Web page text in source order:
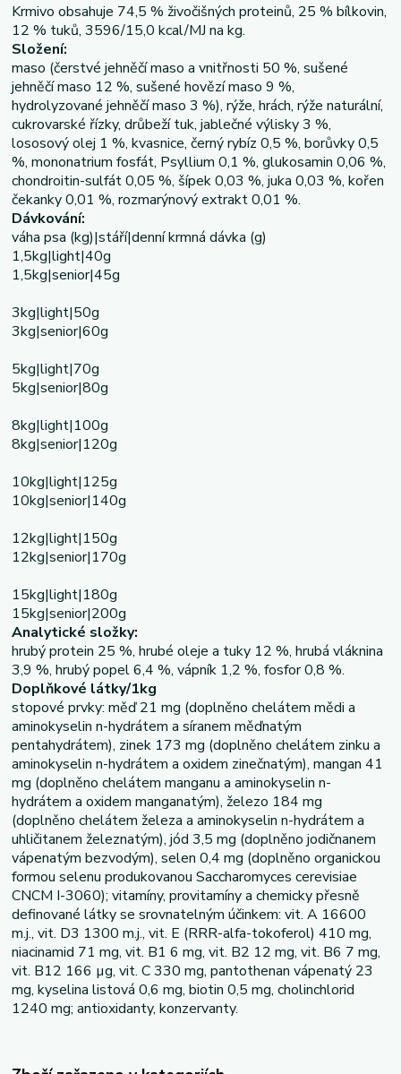
Krmivo obsahuje 74,5 % živočišných proteinů, 25 % bílkovin,
12 % tuků, 3596/15,0 kcal/MJ na kg.
Složení:
maso (čerstvé jehněčí maso a vnitřnosti 50 %, sušené
jehněčí maso 12 %, sušené hovězí maso 9 %,
hydrolyzované jehněčí maso 3 %), rýže, hrách, rýže naturální,
cukrovarské řízky, drůbeží tuk, jablečné výlisky 3 %,
lososový olej 1 %, kvasnice, černý rybíz 0,5 %, borůvky 0,5
%, mononatrium fosfát, Psyllium 0,1 %, glukosamin 0,06 %,
chondroitin-sulfát 0,05 %, šípek 0,03 %, juka 0,03 %, kořen
čekanky 0,01 %, rozmarýnový extrakt 0,01 %.
Dávkování:
váha psa (kg)|stáří|denní krmná dávka (g)
1,5kg|light|40g
1,5kg|senior|45g
3kg|light|50g
3kg|senior|60g
5kg|light|70g
5kg|senior|80g
8kg|light|100g
8kg|senior|120g
10kg|light|125g
10kg|senior|140g
12kg|light|150g
12kg|senior|170g
15kg|light|180g
15kg|senior|200g
Analytické složky:
hrubý protein 25 %, hrubé oleje a tuky 12 %, hrubá vláknina
3,9 %, hrubý popel 6,4 %, vápník 1,2 %, fosfor 0,8 %.
Doplňkové látky/1kg
stopové prvky: měď 21 mg (doplněno chelátem mědi a
aminokyselin n-hydrátem a síranem měďnatým
pentahydrátem), zinek 173 mg (doplněno chelátem zinku a
aminokyselin n-hydrátem a oxidem zinečnatým), mangan 41
mg (doplněno chelátem manganu a aminokyselin n-
hydrátem a oxidem manganatým), železo 184 mg
(doplněno chelátem železa a aminokyselin n-hydrátem a
uhličitanem železnatým), jód 3,5 mg (doplněno jodičnanem
vápenatým bezvodým), selen 0,4 mg (doplněno organickou
formou selenu produkovanou Saccharomyces cerevisiae
CNCM I-3060); vitamíny, provitamíny a chemicky přesně
definované látky se srovnatelným účinkem: vit. A 16600
m.j., vit. D3 1300 m.j., vit. E (RRR-alfa-tokoferol) 410 mg,
niacinamid 71 mg, vit. B1 6 mg, vit. B2 12 mg, vit. B6 7 mg,
vit. B12 166 µg, vit. C 330 mg, pantothenan vápenatý 23
mg, kyselina listová 0,6 mg, biotin 0,5 mg, cholinchlorid
1240 mg; antioxidanty, konzervanty.